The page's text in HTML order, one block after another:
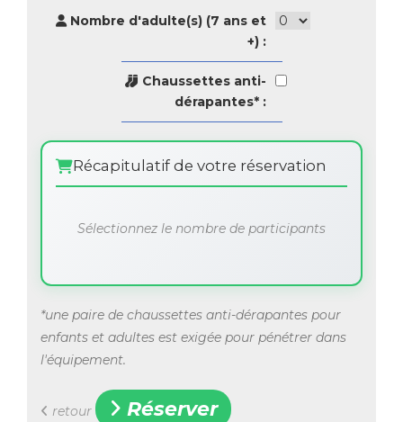
Nombre d'adulte(s) (7 ans et
+) :
Chaussettes anti-
dérapantes* :
Récapitulatif de votre réservation
Sélectionnez le nombre de participants
*une paire de chaussettes anti-dérapantes pour
enfants et adultes est exigée pour pénétrer dans
l'équipement.
retour Réserver